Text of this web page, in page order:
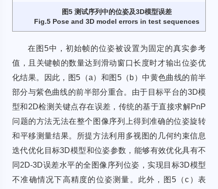
图5 测试序列中的位姿及3D模型误差
Fig.5 Pose and 3D model errors in test sequences
在 图5中，初始帧的位姿被设置为固定的真实参考
值，且关键帧的数量达到滑动窗口长度时才输出位姿优
化结果。因此， 图5（a） 和图5（b） 中黄色曲线的前半
部分与紫色曲线的前半部分重合。由于目标平台的3D模
型和2D检测关键点存在误差，传统的基于直接求解PnP
问题的方法无法在整个图像序列上得到准确的位姿旋转
和平移测量结果。所提方法利用多视图的几何约束信息
迭代优化目标3D模型和位姿参数，能够有效优化具有不
同2D-3D误差水平的全图像序列位姿，实现目标3D模型
不准确情况下高精度的位姿测量。此外，
图5（c）表